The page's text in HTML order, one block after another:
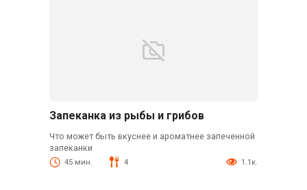
Запеканка из рыбы и грибов
Что может быть вкуснее и ароматнее запеченной
запеканки
45 мин. 4 1.1к.